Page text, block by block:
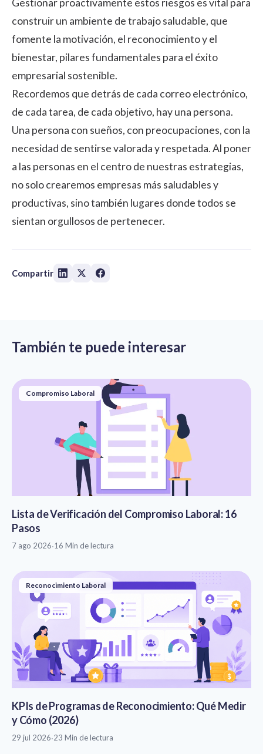
Gestionar proactivamente estos riesgos es vital para
construir un ambiente de trabajo saludable, que
fomente la motivación, el reconocimientoy el
bienestar, pilares fundamentales para el éxito
empresarial sostenible.
Recordemos que detrás de cada correo electrónico,
de cada tarea, de cada objetivo, hay una persona.
Una persona con sueños, con preocupaciones, con la
necesidad de sentirse valorada y respetada. Al poner
a las personas en el centro de nuestras estrategias,
no solo crearemos empresas más saludables y
productivas, sino también lugares donde todos se
sientan orgullosos de pertenecer.
Compartir
También te puede interesar
Compromiso Laboral
Lista de Verificación del Compromiso Laboral: 16
Pasos
7 ago 2026·16 Min de lectura
Reconocimiento Laboral
KPIs de Programas de Reconocimiento: Qué Medir
y Cómo (2026)
29 jul 2026·23 Min de lectura